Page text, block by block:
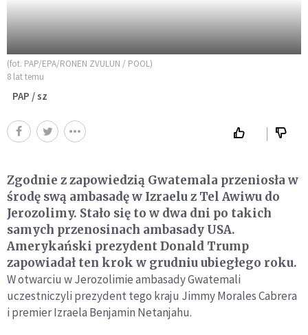
(fot. PAP/EPA/RONEN ZVULUN / POOL)
8 lat temu
PAP / sz
Zgodnie z zapowiedzią Gwatemala przeniosła w
środę swą ambasadę w Izraelu z Tel Awiwu do
Jerozolimy. Stało się to w dwa dni po takich
samych przenosinach ambasady USA.
Amerykański prezydent Donald Trump
zapowiadał ten krok w grudniu ubiegłego roku.
W otwarciu w Jerozolimie ambasady Gwatemali
uczestniczyli prezydent tego kraju Jimmy Morales Cabrera
i premier Izraela Benjamin Netanjahu.